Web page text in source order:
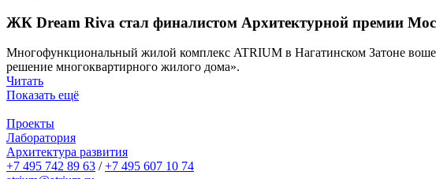
ЖК Dream Riva стал финалистом Архитектурной премии
Многофункциональный жилой комплекс ATRIUM в Нагатинском Затоне
решение многоквартирного жилого дома».
Читать
Показать ещё
Проекты
Лаборатория
Архитектура развития
+7 495 742 89 63 / +7 495 607 10 74